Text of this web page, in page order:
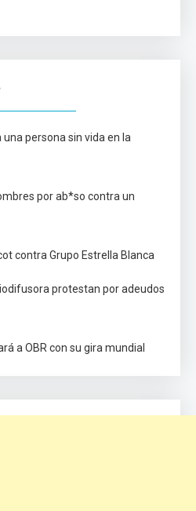
persona sin vida en la
por ab*so contra un
contra Grupo Estrella Blanca
protestan por adeudos
a OBR con su gira mundial